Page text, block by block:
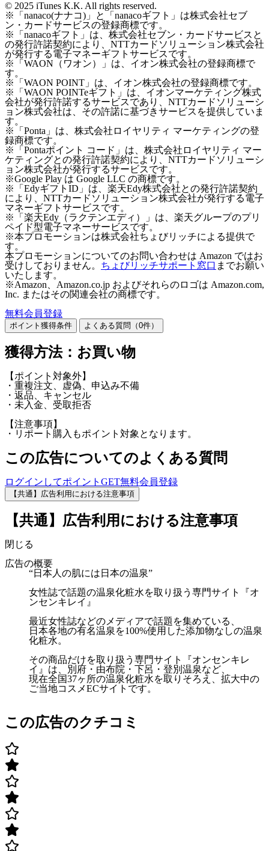
© 2025 iTunes K.K. All rights reserved.
※「nanaco(ナナコ)」と「nanacoギフト」は株式会社セブ
ン・カードサービスの登録商標です。
※「nanacoギフト」は、株式会社セブン・カードサービスと
の発行許諾契約により、NTTカードソリューション株式会社
が発行する電子マネーギフトサービスです。
※「WAON（ワオン）」は、イオン株式会社の登録商標で
す。
※「WAON POINT」は、イオン株式会社の登録商標です。
※「WAON POINTeギフト」は、イオンマーケティング株式
会社が発行許諾するサービスであり、NTTカードソリューシ
ョン株式会社は、その許諾に基づきサービスを提供していま
す。
※「Ponta」は、株式会社ロイヤリティ マーケティングの登
録商標です。
※「Pontaポイント コード」は、株式会社ロイヤリティ マー
ケティングとの発行許諾契約により、NTTカードソリューシ
ョン株式会社が発行するサービスです。
※Google Play は Google LLC の商標です。
※「EdyギフトID」は、楽天Edy株式会社との発行許諾契約
により、NTTカードソリューション株式会社が発行する電子
マネーギフトサービスです。
※「楽天Edy（ラクテンエディ）」は、楽天グループのプリ
ペイド型電子マネーサービスです。
※本プロモーションは株式会社ちょびリッチによる提供で
す。
本プロモーションについてのお問い合わせは Amazon ではお
受けしておりません。 ちょびリッチサポート窓口 までお願い
いたします。
※Amazon、Amazon.co.jp およびそれらのロゴは Amazon.com,
Inc. またはその関連会社の商標です。
無料会員登録
ポイント獲得条件 よくある質問（0件）
獲得方法：お買い物
【ポイント対象外】
・重複注文、虚偽、申込み不備
・返品、キャンセル
・未入金、受取拒否
【注意事項】
・リポート購入もポイント対象となります。
この広告についてのよくある質問
ログインしてポイントGET無料会員登録
【共通】広告利用における注意事項
【共通】広告利用における注意事項
閉じる
広告の概要
“日本人の肌には日本の温泉”
女性誌で話題の温泉化粧水を取り扱う専門サイト『オ
ンセンキレイ』
最近女性誌などのメディアで話題を集めている、
日本各地の有名温泉を100%使用した添加物なしの温泉
化粧水。
その商品だけを取り扱う専門サイト『オンセンキレ
イ』は、別府・由布院・下呂・登別温泉など、
現在全国37ヶ所の温泉化粧水を取りそろえ、拡大中の
ご当地コスメECサイトです。
この広告のクチコミ